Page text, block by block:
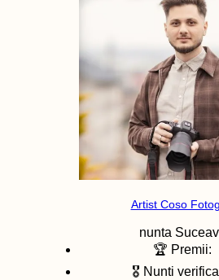
Artist Coso
nunta
🏆 Premii:
🎖️ Nunti